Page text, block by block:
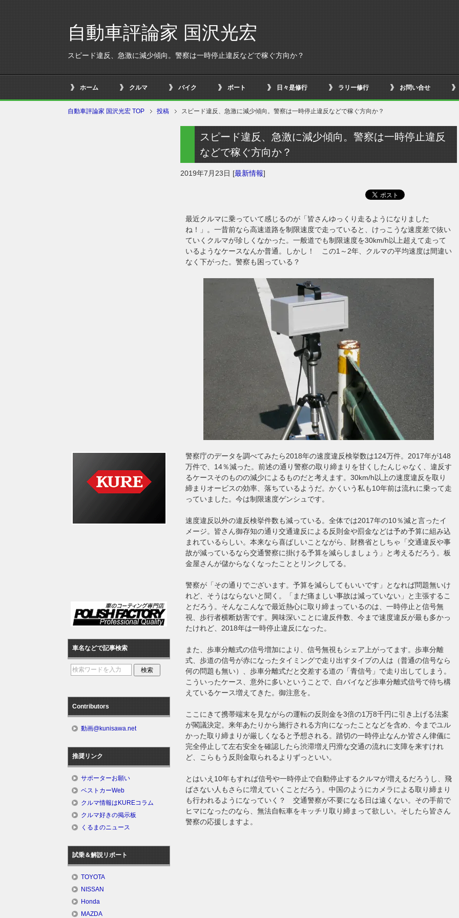
自動車評論家 国沢光宏
スピード違反、急激に減少傾向。警察は一時停止違反などで稼ぐ方向か？
ホーム クルマ バイク ボート 日々是修行 ラリー修行 お問い合せ
自動車評論家 国沢光宏 TOP 投稿 スピード違反、急激に減少傾向。警察は一時停止違反などで稼ぐ方向か？
スピード違反、急激に減少傾向。警察は一時停止違反
などで稼ぐ方向か？
2019年7月23日 [最新情報]
最近クルマに乗っていて感じるのが「皆さんゆっくり走るようになりました
ね！」。一昔前なら高速道路を制限速度で走っていると、けっこうな速度差で抜い
ていくクルマが珍しくなかった。一般道でも制限速度を30km/h以上超えて走って
いるようなケースなんか普通。しかし！ この1～2年、クルマの平均速度は間違い
なく下がった。警察も困っている？
警察庁のデータを調べてみたら2018年の速度違反検挙数は124万件。2017年が148
万件で、14％減った。前述の通り警察の取り締まりを甘くしたんじゃなく、違反す
るケースそのものの減少によるものだと考えます。30km/h以上の速度違反を取り
締まりオービスの効率、落ちているようだ。かくいう私も10年前は流れに乗って走
っていました。今は制限速度ゲンシュです。
速度違反以外の違反検挙件数も減っている。全体では2017年の10％減と言ったイ
メージ。皆さん御存知の通り交通違反による反則金や罰金などは予め予算に組み込
まれているらしい。本来なら喜ばしいことながら、財務省としちゃ「交通違反や事
故が減っているなら交通警察に掛ける予算を減らしましょう」と考えるだろう。板
金屋さんが儲からなくなったこととリンクしてる。
警察が「その通りでございます。予算を減らしてもいいです」となれば問題無いけ
れど、そうはならないと聞く。「まだ痛ましい事故は減っていない」と主張するこ
とだろう。そんなこんなで最近熱心に取り締まっているのは、一時停止と信号無
視、歩行者横断妨害です。興味深いことに違反件数、今まで速度違反が最も多かっ
たけれど、2018年は一時停止違反になった。
また、歩車分離式の信号増加により、信号無視もシェア上がってます。歩車分離
式、歩道の信号が赤になったタイミングで走り出すタイプの人は（普通の信号なら
何の問題も無い）、歩車分離式だと交差する道の「青信号」で走り出してしまう。
こういったケース、意外に多いということで、白バイなど歩車分離式信号で待ち構
えているケース増えてきた。御注意を。
ここにきて携帯端末を見ながらの運転の反則金を3倍の1万8千円に引き上げる法案
が閣議決定。来年あたりから施行される方向になったことなどを含め、今までユル
かった取り締まりが厳しくなると予想される。踏切の一時停止なんか皆さん律儀に
完全停止して左右安全を確認したら渋滞増え円滑な交通の流れに支障を来すけれ
ど、こらもう反則金取られるよりずっといい。
とはいえ10年もすれば信号や一時停止で自動停止するクルマが増えるだろうし、飛
ばさない人もさらに増えていくことだろう。中国のようにカメラによる取り締まり
も行われるようになっていく？ 交通警察が不要になる日は遠くない。その手前で
ヒマになったのなら、無法自転車をキッチリ取り締まって欲しい。そしたら皆さん
警察の応援しますよ。
車名などで記事検索
Contributors
動画@kunisawa.net
推奨リンク
サポーターお願い
ベストカーWeb
クルマ情報はKUREコラム
クルマ好きの掲示板
くるまのニュース
試乗＆解説リポート
TOYOTA
NISSAN
Honda
MAZDA